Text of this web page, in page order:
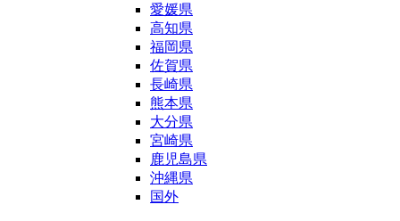
愛媛県
高知県
福岡県
佐賀県
長崎県
熊本県
大分県
宮崎県
鹿児島県
沖縄県
国外